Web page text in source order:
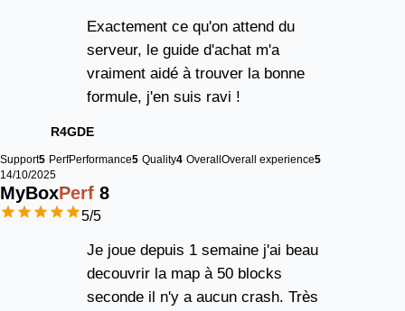
Exactement ce qu'on attend du
serveur, le guide d'achat m'a
vraiment aidé à trouver la bonne
formule, j'en suis ravi !
R4GDE
Support5 PerfPerformance5 Quality4 OverallOverall experience5
14/10/2025
MyBoxPerf 8
5/5
Je joue depuis 1 semaine j'ai beau
decouvrir la map à 50 blocks
seconde il n'y a aucun crash. Très